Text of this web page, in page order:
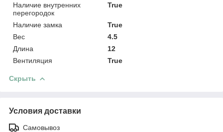
Наличие внутренних
перегородок
True
Наличие замка
True
Вес
4.5
Длина
12
Вентиляция
True
Скрыть
Условия доставки
Самовывоз